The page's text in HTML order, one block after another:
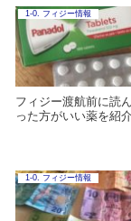
1-0. フィジー情報
フィジー渡航前に読
った方がいい薬を紹介
1-0. フィジー情報